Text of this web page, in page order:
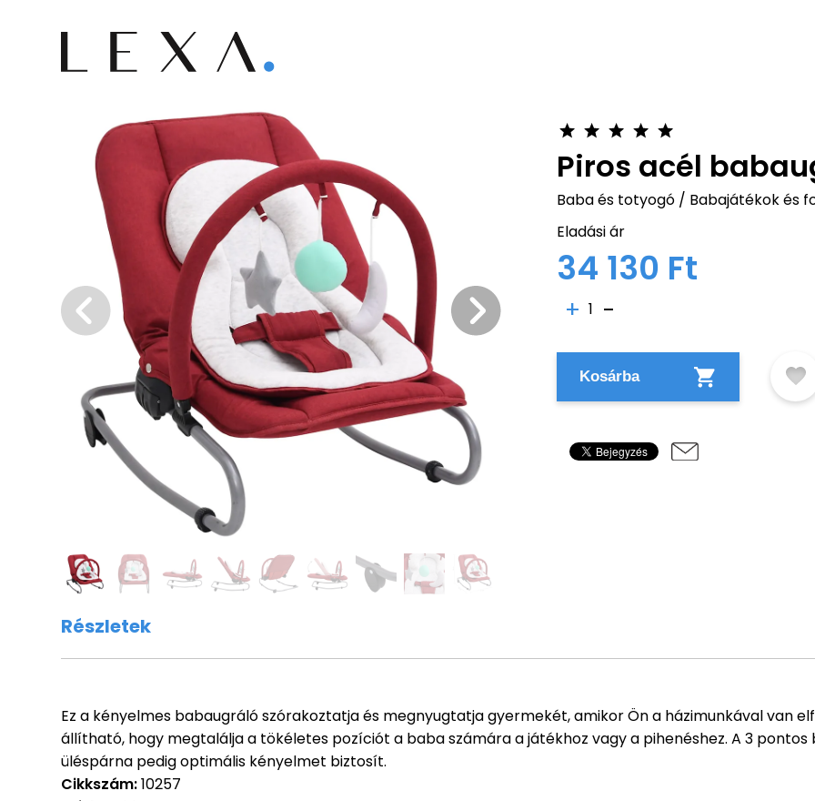
Piros acél
Baba és totyogó/ Babajátékok és
Eladási ár
34 130 Ft
1
Kosárba
Részletek
Ez a kényelmes babaugráló szórakoztatja és megnyugtatja gyermekét, amikor Ön a házimunkával van
állítható, hogy megtalálja a tökéletes pozíciót a baba számára a játékhoz vagy a pihenéshez. A 3 pontos
üléspárna pedig optimális kényelmet biztosít.
Cikkszám:10257